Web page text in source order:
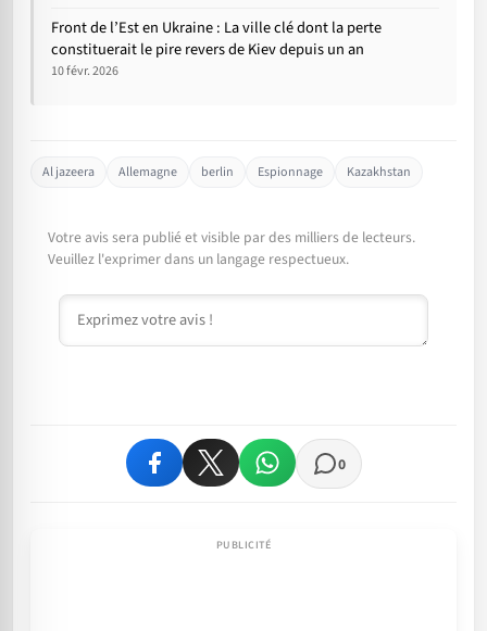
Front de l’Est en Ukraine : La ville clé dont la perte
constituerait le pire revers de Kiev depuis un an
10 févr. 2026
Al jazeera Allemagne berlin Espionnage Kazakhstan
Votre avis sera publié et visible par des milliers de lecteurs.
Veuillez l'exprimer dans un langage respectueux.
Commentaire
0